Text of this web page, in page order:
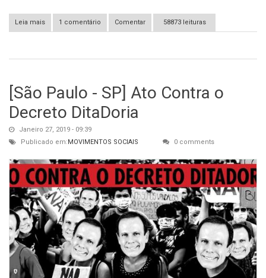
Leia mais sobre São Paulo - SP: VIII Feira Anarquista de São Paulo,
1 comentário Comentar 58873 leituras
[São Paulo - SP] Ato Contra o
Decreto DitaDoria
Janeiro 27, 2019 - 09:39
Publicado em: MOVIMENTOS SOCIAIS 0 comments